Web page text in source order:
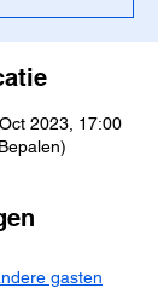
2023, 17:00
gasten